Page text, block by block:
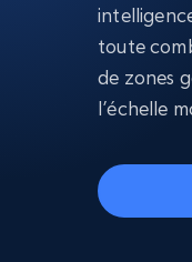
toute
de zones
l’échelle